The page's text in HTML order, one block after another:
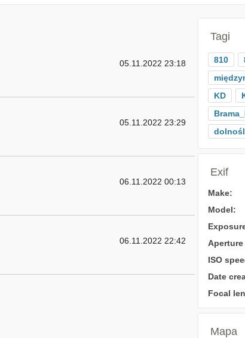
05.11.2022 23:18
05.11.2022 23:29
06.11.2022 00:13
06.11.2022 22:42
Tagi
810
KD
Exif
Make:
Model:
ISO
Date
Focal
Mapa